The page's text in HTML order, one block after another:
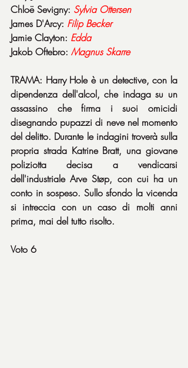
Chloë Sevigny: Sylvia Ottersen
James D'Arcy: Filip Becker
Jamie Clayton: Edda
Jakob Oftebro: Magnus Skarre
TRAMA: Harry Hole è un detective, con la
dipendenza dell'alcol, che indaga su un
assassino che firma i suoi omicidi
disegnando pupazzi di neve nel momento
del delitto. Durante le indagini troverà sulla
propria strada Katrine Bratt, una giovane
poliziotta decisa a vendicarsi
dell'industriale Arve Støp, con cui ha un
conto in sospeso. Sullo sfondo la vicenda
si intreccia con un caso di molti anni
prima, mai del tutto risolto.
Voto 6